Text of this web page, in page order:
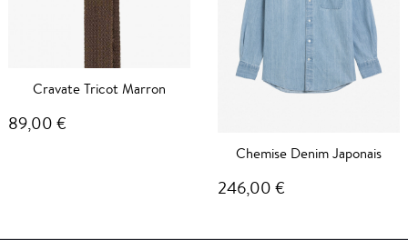
Cravate Tricot Marron
89,00 €
Chemise Denim Japonais
246,00 €